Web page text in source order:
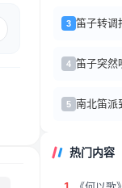
3
4
5
热门内容